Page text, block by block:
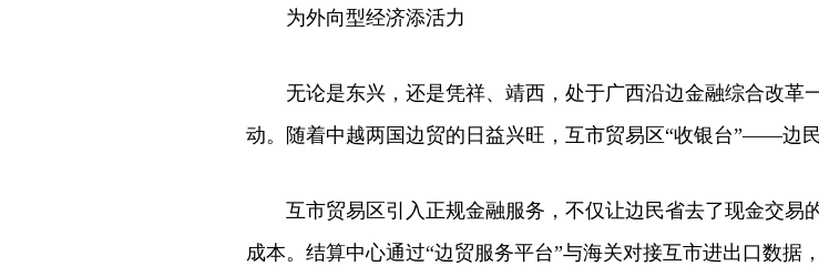
为外向型经济添活力
无论是东兴，还是凭祥、靖西，处于广西沿边金融综合改革
动。随着中越两国边贸的日益兴旺，互市贸易区“收银台”——边
互市贸易区引入正规金融服务，不仅让边民省去了现金交易
成本。结算中心通过“边贸服务平台”与海关对接互市进出口数据